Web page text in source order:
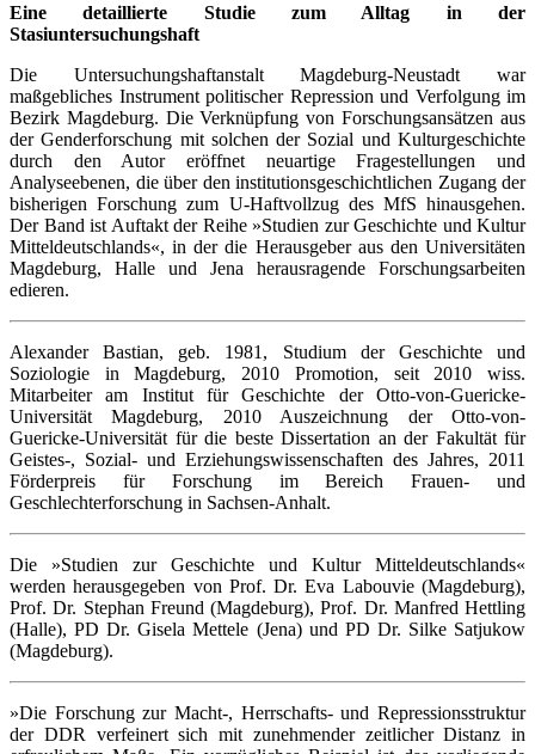
Eine detaillierte Studie zum Alltag in der
Stasiuntersuchungshaft
Die U­ntersuchungshaftanstalt Magdeburg­-Neustadt war
maßgebliches Instrument politischer Repression und Verfolgung im
Bezirk Magdeburg. Die Verknüpfung von Forschungsansätzen aus
der Genderforschung mit solchen der Sozial­ und Kulturgeschichte
durch den Autor eröffnet neuartige Fragestellungen und
Analyseebenen, die über den institutionsgeschichtlichen Zugang der
bisherigen Forschung zum U­-Haftvollzug des MfS hinausgehen.
Der Band ist Auftakt der Reihe »Studien zur Geschichte und Kultur
Mitteldeutschlands«, in der die Herausgeber aus den Universitäten
Magdeburg, Halle und Jena herausragende Forschungsarbeiten
edieren.
Alexander Bastian, geb. 1981, Studium der Geschichte und
Soziologie in Magdeburg, 2010 Promotion, seit 2010 wiss.
Mitarbeiter am Institut für Geschichte der Otto-von-Guericke-
Universität Magdeburg, 2010 Auszeichnung der Otto-von-
Guericke-Universität für die beste Dissertation an der Fakultät für
Geistes-, Sozial- und Erziehungswissenschaften des Jahres, 2011
Förderpreis für Forschung im Bereich Frauen- und
Geschlechterforschung in Sachsen-Anhalt.
Die »Studien zur Geschichte und Kultur Mitteldeutschlands«
werden herausgegeben von Prof. Dr. Eva Labouvie (Magdeburg),
Prof. Dr. Stephan Freund (Magdeburg), Prof. Dr. Manfred Hettling
(Halle), PD Dr. Gisela Mettele (Jena) und PD Dr. Silke Satjukow
(Magdeburg).
»Die Forschung zur Macht-, Herrschafts- und Repressionsstruktur
der DDR verfeinert sich mit zunehmender zeitlicher Distanz in